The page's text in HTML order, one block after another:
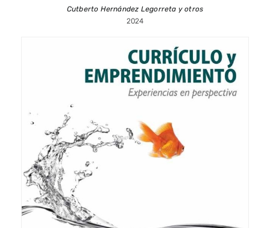
Cutberto Hernández Legorreta y otros
2024